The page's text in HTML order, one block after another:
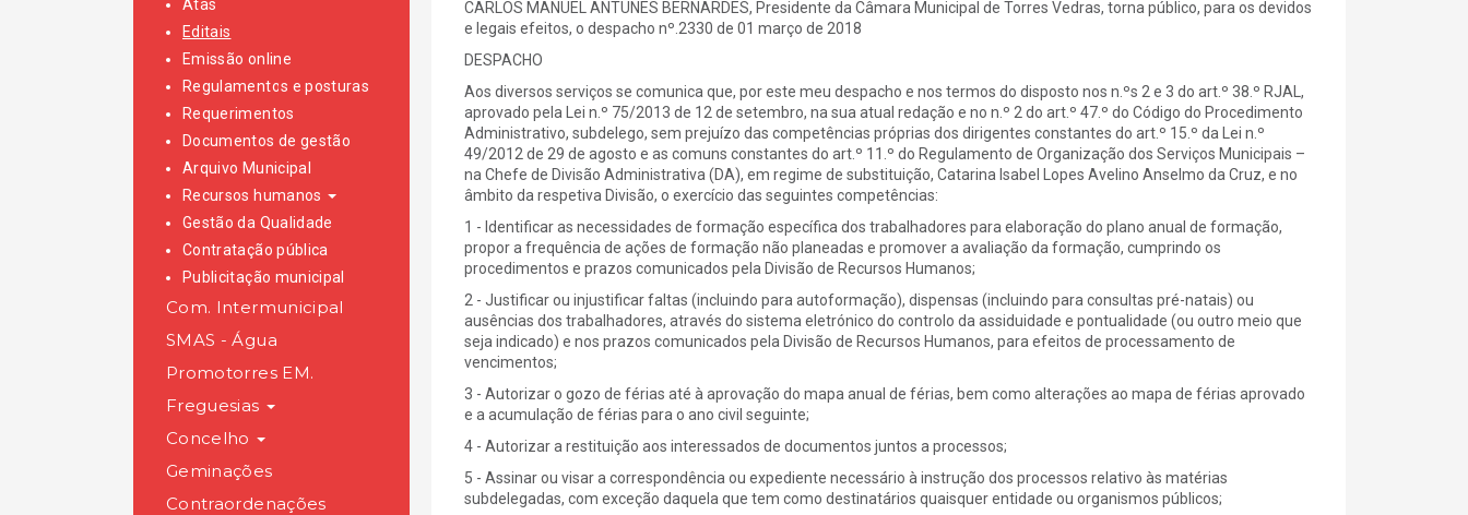
Atas
Editais
Emissão online
Regulamentos e posturas
Requerimentos
Documentos de gestão
Arquivo Municipal
Recursos humanos
Gestão da Qualidade
Contratação pública
Publicitação municipal
Com. Intermunicipal
SMAS - Água
Promotorres EM.
Freguesias
Concelho
Geminações
Contraordenações
CARLOS MANUEL ANTUNES BERNARDES, Presidente da Câmara Municipal de Torres Vedras, torna público, para os devidos
e legais efeitos, o despacho nº.2330 de 01 março de 2018
DESPACHO
Aos diversos serviços se comunica que, por este meu despacho e nos termos do disposto nos n.ºs 2 e 3 do art.º 38.º RJAL,
aprovado pela Lei n.º 75/2013 de 12 de setembro, na sua atual redação e no n.º 2 do art.º 47.º do Código do Procedimento
Administrativo, subdelego, sem prejuízo das competências próprias dos dirigentes constantes do art.º 15.º da Lei n.º
49/2012 de 29 de agosto e as comuns constantes do art.º 11.º do Regulamento de Organização dos Serviços Municipais –
na Chefe de Divisão Administrativa (DA), em regime de substituição, Catarina Isabel Lopes Avelino Anselmo da Cruz, e no
âmbito da respetiva Divisão, o exercício das seguintes competências:
1 - Identificar as necessidades de formação específica dos trabalhadores para elaboração do plano anual de formação,
propor a frequência de ações de formação não planeadas e promover a avaliação da formação, cumprindo os
procedimentos e prazos comunicados pela Divisão de Recursos Humanos;
2 - Justificar ou injustificar faltas (incluindo para autoformação), dispensas (incluindo para consultas pré-natais) ou
ausências dos trabalhadores, através do sistema eletrónico do controlo da assiduidade e pontualidade (ou outro meio que
seja indicado) e nos prazos comunicados pela Divisão de Recursos Humanos, para efeitos de processamento de
vencimentos;
3 - Autorizar o gozo de férias até à aprovação do mapa anual de férias, bem como alterações ao mapa de férias aprovado
e a acumulação de férias para o ano civil seguinte;
4 - Autorizar a restituição aos interessados de documentos juntos a processos;
5 - Assinar ou visar a correspondência ou expediente necessário à instrução dos processos relativo às matérias
subdelegadas, com exceção daquela que tem como destinatários quaisquer entidade ou organismos públicos;